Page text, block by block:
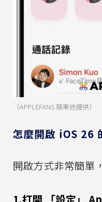
（APPLEFANS 蘋果迷提供）
怎麼開啟 iOS 26
開啟方式非常簡單